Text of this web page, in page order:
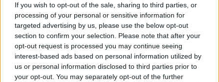
If you wish to opt-out of the sale, sharing to third parties, or
processing of your personal or sensitive information for
targeted advertising by us, please use the below opt-out
section to confirm your selection. Please note that after your
opt-out request is processed you may continue seeing
interest-based ads based on personal information utilized by
us or personal information disclosed to third parties prior to
your opt-out. You may separately opt-out of the further
metaforycznie. Jest zagubiona, zmęczona
życiem pomimo młodego wieku, pozbawiona
perspektyw i załamana. Reprezentuje ona pod
ty względem postawę wielu ludzi swojego czasu,
którzy nie byli w stanie odnaleźć się w chaosie
współczesności, rozmaitych idei, wielkiej polityki,